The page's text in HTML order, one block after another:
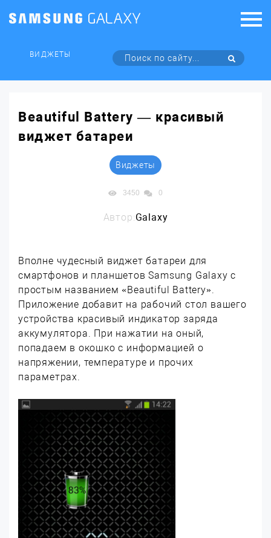
ВИДЖЕТЫ
Beautiful Battery — красивый
виджет батареи
Виджеты
3450 0
Автор:Galaxy
Вполне чудесный виджет батареи для
смартфонов и планшетов Samsung Galaxy с
простым названием «Beautiful Battery».
Приложение добавит на рабочий стол вашего
устройства красивый индикатор заряда
аккумулятора. При нажатии на оный,
попадаем в окошко с информацией о
напряжении, температуре и прочих
параметрах.